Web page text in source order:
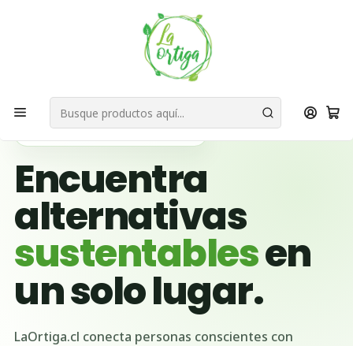
Bienvenid@s a quienes quieren un planeta más verde...
Nuestra Misión
Ubicación Emprendedores
Región del Libertador General Bernardo O'Higgins
🌱 BUSCADOR VERDE DE CHILE
Encuentra
alternativas
sustentablesen
un solo lugar.
LaOrtiga.cl conecta personas conscientes con